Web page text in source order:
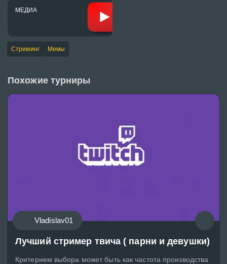
МЕДИА
Стриминг Мемы
Похожие турниры
Vladislav01
Лучший стример твича ( парни и девушки)
Критерием выбора может быть как частота производства